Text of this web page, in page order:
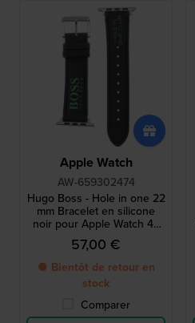
Apple Watch
AW-659302474
Hugo Boss - Hole in one 22
mm Bracelet en silicone
noir pour Apple Watch 42
mm - taille 2
57,00 €
● Bientôt de retour en
stock
Comparer